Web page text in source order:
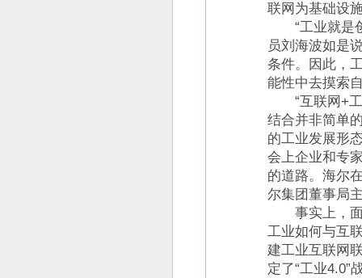
联网为基础设
“工业就是创
员刘海波如是
条件。因此，
能性中去摸索
“互联网+工
结合并非简单
的工业发展形
会上企业和专
的道路。海尔
尔集团董事局
事实上，面
工业如何与互
建工业互联网
定了“工业4.0”